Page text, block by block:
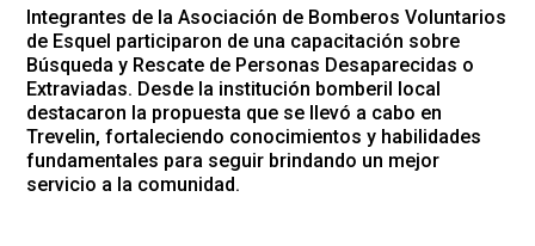
Integrantes de la Asociación de Bomberos Voluntarios
de Esquel participaron de una capacitación sobre
Búsqueda y Rescate de Personas Desaparecidas o
Extraviadas. Desde la institución bomberil local
destacaron la propuesta que se llevó a cabo en
Trevelin, fortaleciendo conocimientos y habilidades
fundamentales para seguir brindando un mejor
servicio a la comunidad.